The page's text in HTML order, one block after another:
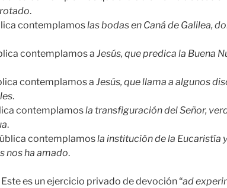
.
contemplamoslas bodas en Caná de Galilea,
contemplamos a Jesús, que predica la Buena
contemplamos a Jesús, que llama a algunos
.
contemplamosla transfiguración del Señor,
.
contemplamosla institución de la Eucaristía
nos ha amado.
Este es un ejercicio privado de devoción “ad